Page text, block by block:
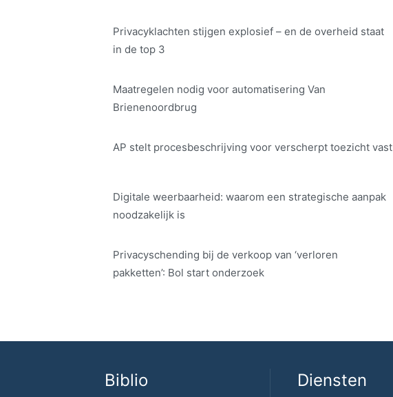
Privacyklachten stijgen explosief – en de overheid staat
in de top 3
Maatregelen nodig voor automatisering Van
Brienenoordbrug
AP stelt procesbeschrijving voor verscherpt toezicht vast
Digitale weerbaarheid: waarom een strategische aanpak
noodzakelijk is
Privacyschending bij de verkoop van ‘verloren
pakketten’: Bol start onderzoek
Biblio Diensten